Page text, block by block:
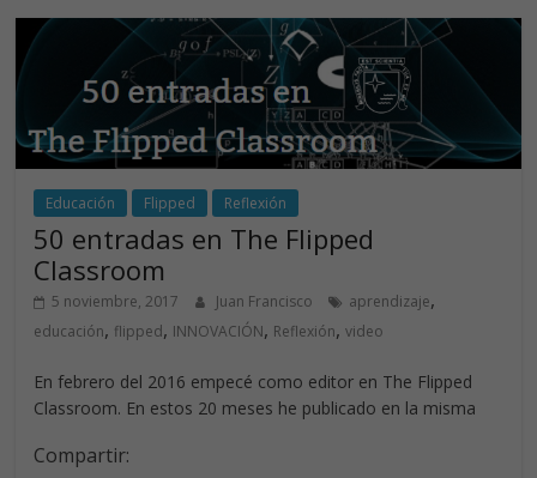
o
o
k
dI
n
A
p
p
Educación Flipped Reflexión
50 entradas en The Flipped
Classroom
5 noviembre, 2017 Juan Francisco aprendizaje,
educación, flipped, INNOVACIÓN, Reflexión,video
En febrero del 2016 empecé como editor en The Flipped
Classroom. En estos 20 meses he publicado en la misma
Compartir: